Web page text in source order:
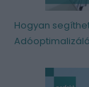
Hogyan